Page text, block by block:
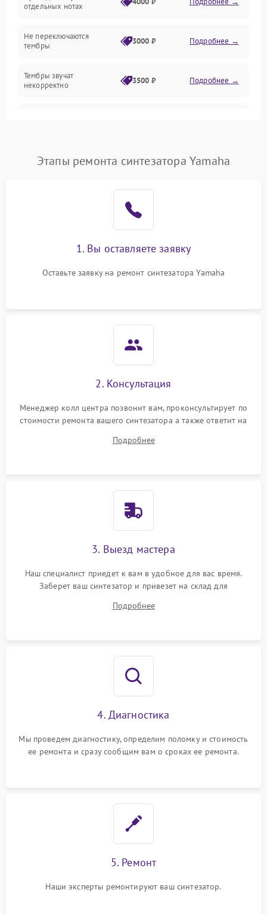
Оптика
Электроника
отдельных нотах
Не переключаются
тембры
3000 ₽ Подробнее →
Тембры звучат
некорректно
3500 ₽ Подробнее →
Этапы ремонта синтезатора Yamaha
1. Вы оставляете заявку
Оставьте заявку на ремонт синтезатора Yamaha
2. Консультация
Менеджер колл центра позвонит вам, проконсультирует по
стоимости ремонта вашего синтезатора а также ответит на
Подробнее
3. Выезд мастера
Наш специалист приедет к вам в удобное для вас время.
Заберет ваш синтезатор и привезет на склад для
Подробнее
4. Диагностика
Мы проведем диагностику, определим поломку и стоимость
ее ремонта и сразу сообщим вам о сроках ее ремонта.
5. Ремонт
Наши эксперты ремонтируют ваш синтезатор.